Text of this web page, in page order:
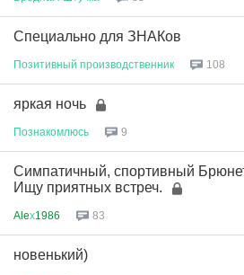
Специально для ЗНАКов
Позитивный производственник 108
яркая ночь
Познакомлюсь 9
Симпатичный, спортивный
Ищу приятных встреч.
Aleх1986 83
новенький)